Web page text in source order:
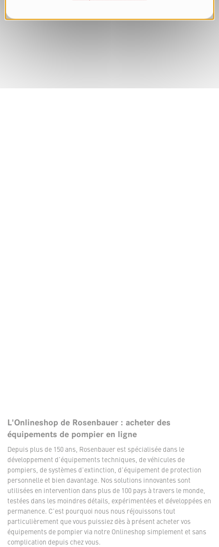
L'Onlineshop de Rosenbauer : acheter des
équipements de pompier en ligne
Depuis plus de 150 ans, Rosenbauer est spécialisée dans le
développement d'équipements techniques, de véhicules de
pompiers, de systèmes d'extinction, d'équipement de protection
personnelle et bien davantage. Nos solutions innovantes sont
utilisées en intervention dans plus de 100 pays à travers le monde,
testées dans les moindres détails, expérimentées et développées en
permanence. C'est pourquoi nous nous réjouissons tout
particulièrement que vous puissiez dès à présent acheter vos
équipements de pompier via notre Onlineshop simplement et sans
complication depuis chez vous.